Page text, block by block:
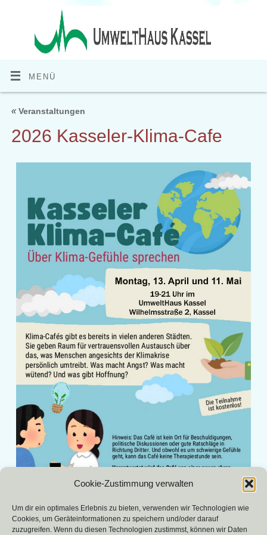
Cookie-Zustimmung verwalten
Um dir ein optimales Erlebnis zu bieten, verwenden wir Technologien wie
Cookies, um Geräteinformationen zu speichern und/oder darauf
zuzugreifen. Wenn du diesen Technologien zustimmst, können wir Daten
MENÜ
«Veranstaltungen
2026 Kasseler-Klima-Cafe
«2025 Umwelttag in Kassel-
Nordshausen